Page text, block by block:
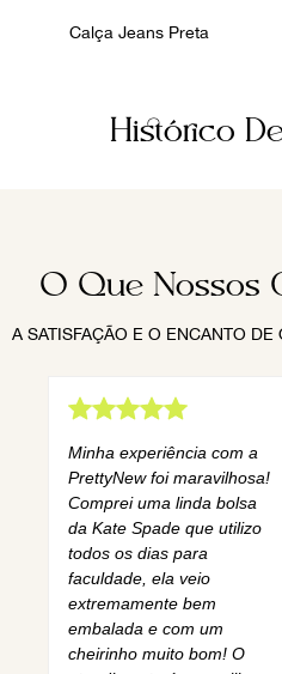
Calça Jeans Preta
Histórico
O Que Nossos
A SATISFAÇÃO E O ENCANTO
Minha experiência com a
PrettyNew foi maravilhosa!
Comprei uma linda bolsa
da Kate Spade que utilizo
todos os dias para
faculdade, ela veio
extremamente bem
embalada e com um
cheirinho muito bom! O